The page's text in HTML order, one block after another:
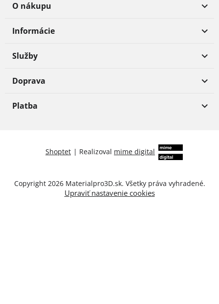
O nákupu
Informácie
Služby
Doprava
Platba
Shoptet | Realizoval mime digital
Copyright 2026 Materialpro3D.sk. Všetky práva vyhradené.
Upraviť nastavenie cookies